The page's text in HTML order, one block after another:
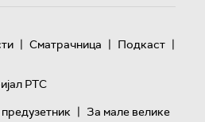
| Сматрачница | Подкаст |
РТС
| За мале велике